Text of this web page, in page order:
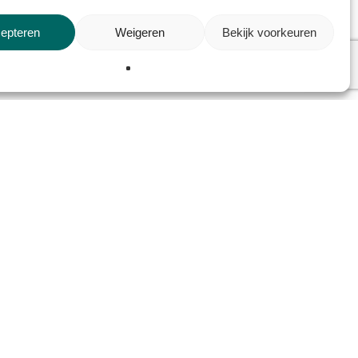
Weigeren Bekijk voorkeuren